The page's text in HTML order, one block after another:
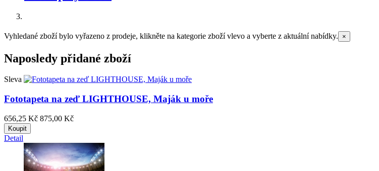
Vyhledané zboží bylo vyřazeno z prodeje, klikněte na kategorie zboží vlevo a vyberte z aktuální nabídky. ×
Naposledy přidané zboží
Sleva
Fototapeta na zeď LIGHTHOUSE, Maják u moře
656,25 Kč 875,00 Kč
Koupit
Detail